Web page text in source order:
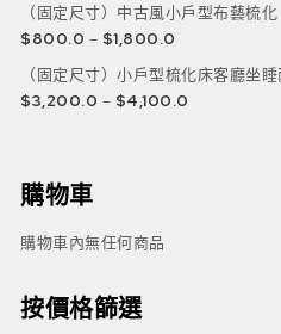
（固定尺寸）中古風小戶型布藝梳化
$800.0 – $1,800.0
（固定尺寸）小戶型梳化床客廳坐
$3,200.0 – $4,100.0
購物車
購物車內無任何商品
按價格篩選